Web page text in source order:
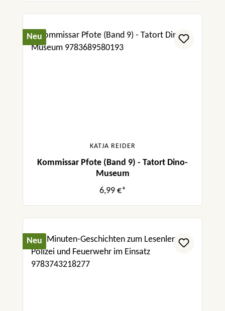
Neu
KATJA REIDER
Kommissar Pfote (Band 9) - Tatort Dino-
Museum
6,99 €*
Neu